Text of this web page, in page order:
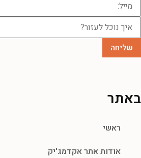
באתר
ראשי
אודות אתר אקדמג'יק